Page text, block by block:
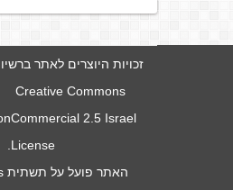
זכויות היוצרים לאתר
Creative Commons
2.5 Israel
License
האתר פועל על תשתית